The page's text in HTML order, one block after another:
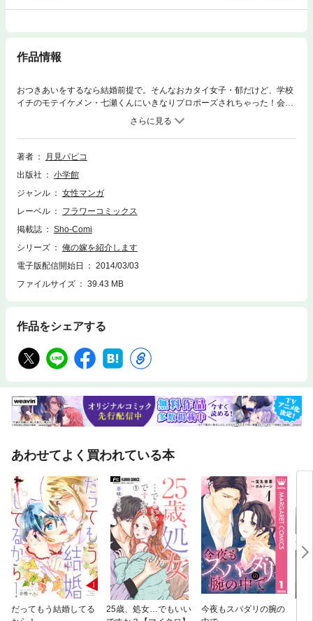
作品情報
おつきあいをするなら結婚前提で。そんなおカタイ女子・郁だけど、学校
イチのモテイケメン・七瀬くんにいきなりプロポーズされちゃった！会話
どころか挨拶すらしたことのない彼からの「俺の嫁」宣言に、郁はパニッ
ク、周囲は嫉妬の嵐…。これっていったい何ゴト！？ポップでキュートな
嫁コメディ「俺嫁（オレヨメ）」と番外編のほか、等身大の青春ラブがぎ
ゅ～っとつまった短編集です。
著者
月見パピコ
出版社
小学館
ジャンル
女性マンガ
レーベル
フラワーコミックス
掲載誌
Sho-Comi
シリーズ
俺の嫁を紹介します
電子版配信開始日
2014/03/03
ファイルサイズ
39.43 MB
作品をシェアする
あわせてよく買われている本
だってもう結婚してる
25歳、処女…でもいい
今夜もスパダリの腕の